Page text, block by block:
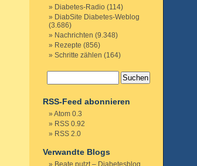
Diabetes-Radio (114)
DiabSite Diabetes-Weblog
(3.686)
Nachrichten (9.348)
Rezepte (856)
Schritte zählen (164)
RSS-Feed abonnieren
Atom 0.3
RSS 0.92
RSS 2.0
Verwandte Blogs
Beate putzt – Diabetesblog